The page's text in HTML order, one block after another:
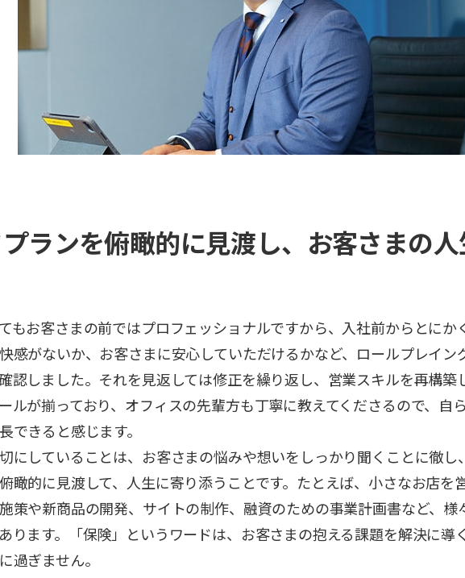
ランを俯瞰的に見渡し、お客さまの
もお客さまの前ではプロフェッショナルですから、入社前からとにか
感がないか、お客さまに安心していただけるかなど、ロールプレイン
認しました。それを見返しては修正を繰り返し、営業スキルを再構築
ルが揃っており、オフィスの先輩方も丁寧に教えてくださるので、自
できると感じます。
にしていることは、お客さまの悩みや想いをしっかり聞くことに徹し
瞰的に見渡して、人生に寄り添うことです。たとえば、小さなお店を
策や新商品の開発、サイトの制作、融資のための事業計画書など、様
ります。「保険」というワードは、お客さまの抱える課題を解決に導
過ぎません。